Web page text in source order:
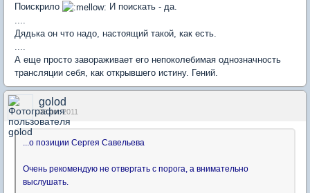
Поискрило
И поискать - да.
Дядька он что надо, настоящий такой, как есть.
А еще просто завораживает его непоколебимая однозначность
трансляции себя, как открывшего истину. Гений.
golod
08 авг 2011
...о позиции Сергея Савельева
Очень рекомендую не отвергать с порога, а внимательно
выслушать.